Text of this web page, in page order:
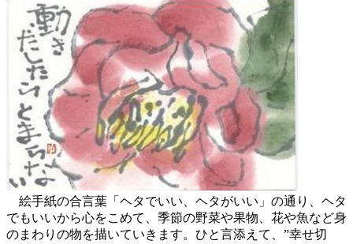
絵手紙の合言葉「ヘタでいい、ヘタがいい」の通り、ヘタ
でもいいから心をこめて、季節の野菜や果物、花や魚など身
のまわりの物を描いていきます。ひと言添えて、”幸せ切